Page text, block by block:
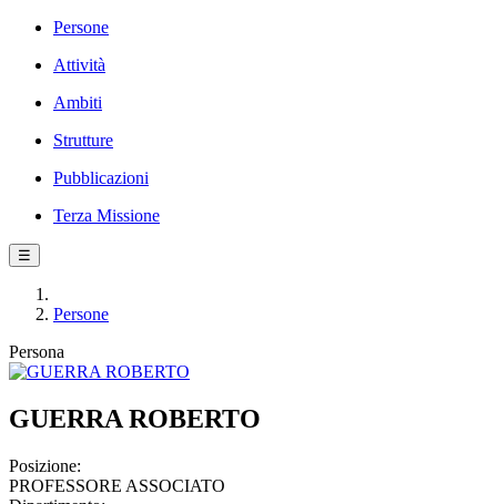
Persone
Attività
Ambiti
Strutture
Pubblicazioni
Terza Missione
☰
Persone
Persona
GUERRA ROBERTO
Posizione:
PROFESSORE ASSOCIATO